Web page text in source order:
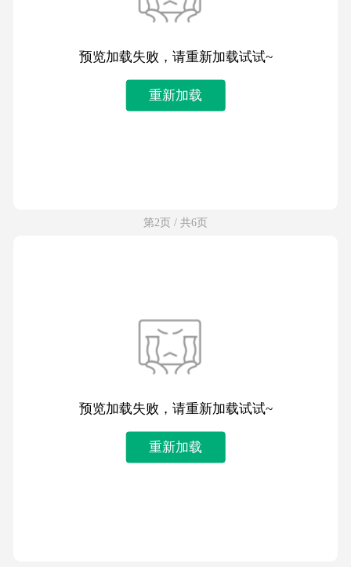
预览加载失败，请重新加载试试~
重新加载
第2页 / 共6页
预览加载失败，请重新加载试试~
重新加载